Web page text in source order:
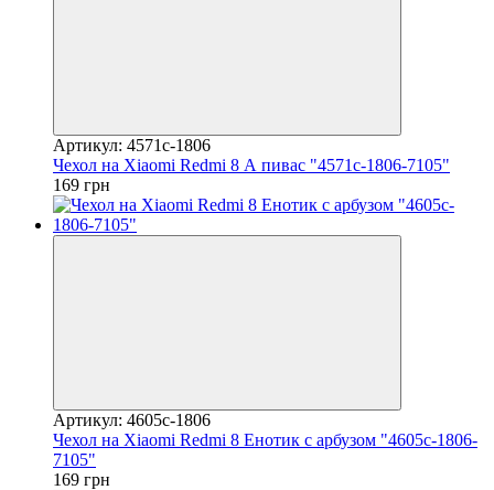
Артикул: 4571c-1806
Чехол на Xiaomi Redmi 8 А пивас "4571c-1806-7105"
169 грн
Артикул: 4605c-1806
Чехол на Xiaomi Redmi 8 Енотик с арбузом "4605c-1806-
7105"
169 грн